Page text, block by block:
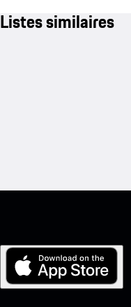
Listes similaires